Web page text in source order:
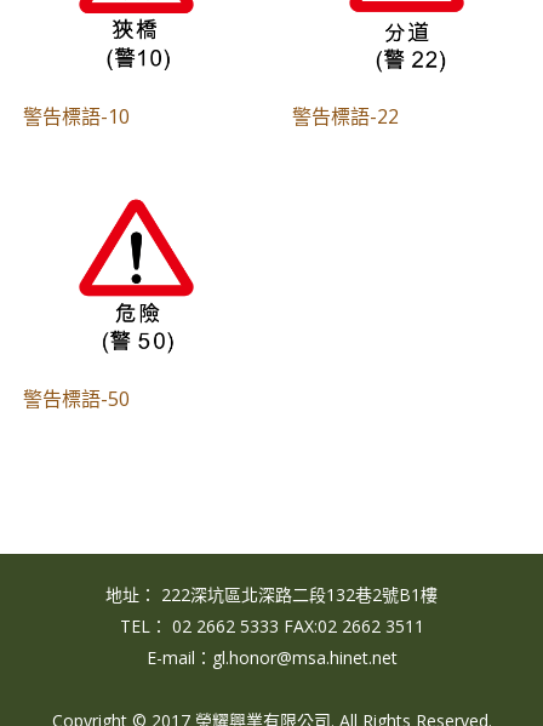
警告標語-10 警告標語-22
警告標語-50
地址： 222深坑區北深路二段132巷2號B1樓
TEL： 02 2662 5333 FAX:02 2662 3511
E-mail：gl.honor@msa.hinet.net
Copyright © 2017 榮耀興業有限公司. All Rights Reserved.